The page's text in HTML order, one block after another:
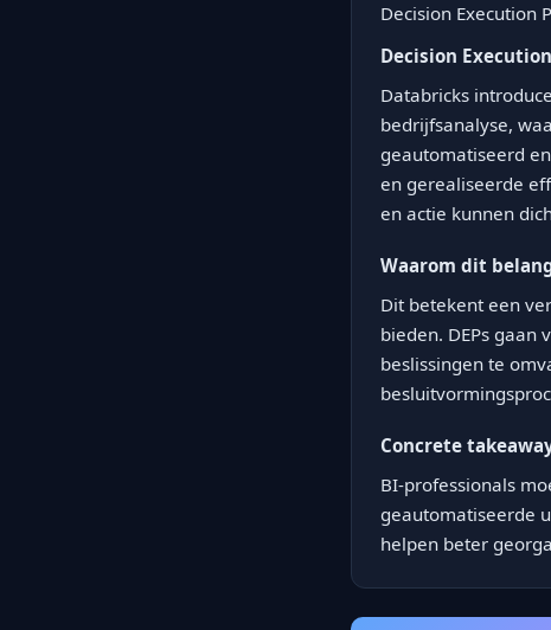
Decision Execution
Decision
Databricks
bedrijfsanalyse,
geautomatiseerd
en gerealiseerde
en actie kunnen
Waarom dit
Dit betekent een
bieden. DEPs
beslissingen te
Concrete
BI-professionals
geautomatiseerde
helpen beter